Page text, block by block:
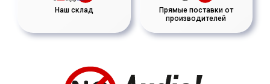
Наш склад
Прямые поставки от
производителей